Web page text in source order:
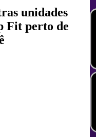
unidades
Fit perto de